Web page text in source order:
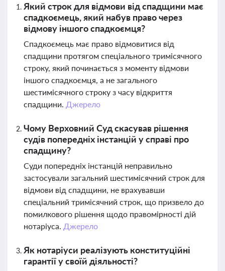
Який строк для відмови від спадщини має
спадкоємець, який набув право через
відмову іншого спадкоємця?
Спадкоємець має право відмовитися від
спадщини протягом спеціального тримісячного
строку, який починається з моменту відмови
іншого спадкоємця, а не загального
шестимісячного строку з часу відкриття
спадщини. Джерело
Чому Верховний Суд скасував рішення
судів попередніх інстанцій у справі про
спадщину?
Суди попередніх інстанцій неправильно
застосували загальний шестимісячний строк для
відмови від спадщини, не врахувавши
спеціальний тримісячний строк, що призвело до
помилкового рішення щодо правомірності дій
нотаріуса. Джерело
Як нотаріуси реалізують конституційні
гарантії у своїй діяльності?